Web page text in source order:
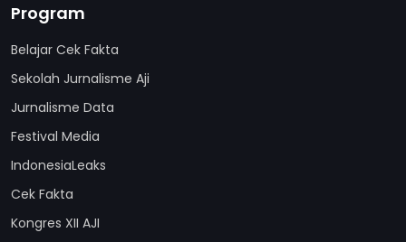
Program
Belajar Cek Fakta
Sekolah Jurnalisme Aji
Jurnalisme Data
Festival Media
IndonesiaLeaks
Cek Fakta
Kongres XII AJI